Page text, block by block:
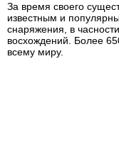
За время своего
известным и
снаряжения, в
восхождений. Более
всему миру.